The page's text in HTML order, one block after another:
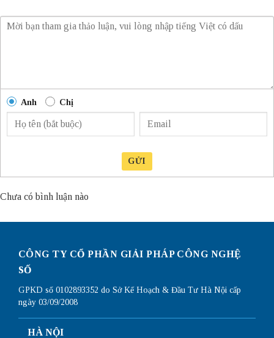
Anh Chị
GỬI
Chưa có bình luận nào
CÔNG TY CỔ PHẦN GIẢI PHÁP CÔNG NGHỆ
SỐ
GPKD số 0102893352 do Sở Kế Hoạch & Đầu Tư Hà Nội cấp
ngày 03/09/2008
HÀ NỘI